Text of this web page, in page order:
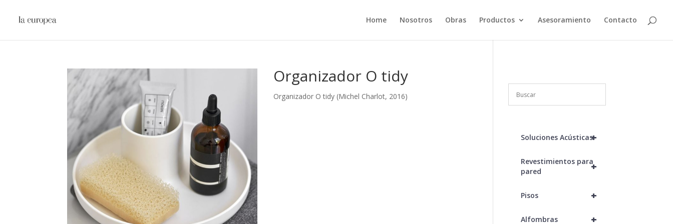
Home Nosotros Obras Productos Asesoramiento Contacto
Organizador O tidy
Organizador O tidy (Michel Charlot, 2016)
+
Soluciones Acústicas
+
Revestimientos para
pared
+
Pisos
+
Alfombras